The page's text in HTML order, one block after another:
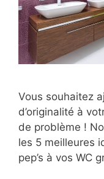
Vous souhaitez
d’originalité à
de problème !
les 5 meilleures
pep’s à vos WC